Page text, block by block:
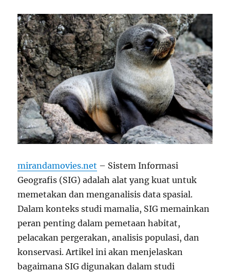
mirandamovies.net – Sistem Informasi
Geografis (SIG) adalah alat yang kuat untuk
memetakan dan menganalisis data spasial.
Dalam konteks studi mamalia, SIG memainkan
peran penting dalam pemetaan habitat,
pelacakan pergerakan, analisis populasi, dan
konservasi. Artikel ini akan menjelaskan
bagaimana SIG digunakan dalam studi